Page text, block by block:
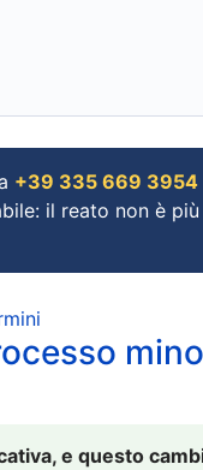
+39 335 669 3954
il reato non è
e questo